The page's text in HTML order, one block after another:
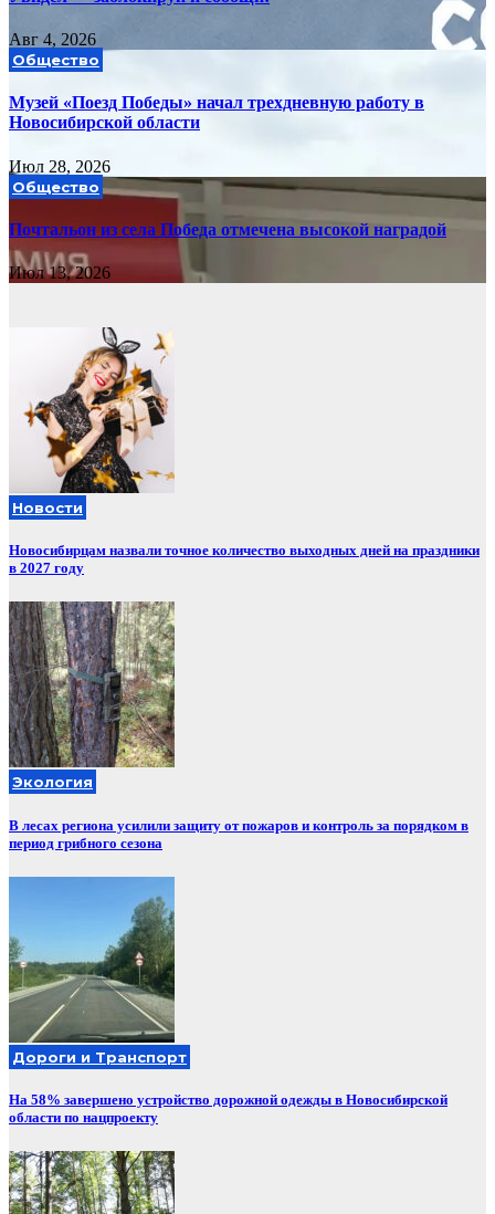
Авг 4, 2026
Общество
Музей «Поезд Победы» начал трехдневную работу в
Новосибирской области
Июл 28, 2026
Общество
Почтальон из села Победа отмечена высокой наградой
Июл 13, 2026
Новости
Новосибирцам назвали точное количество выходных дней на праздники
в 2027 году
Экология
В лесах региона усилили защиту от пожаров и контроль за порядком в
период грибного сезона
Дороги и Транспорт
На 58% завершено устройство дорожной одежды в Новосибирской
области по нацпроекту